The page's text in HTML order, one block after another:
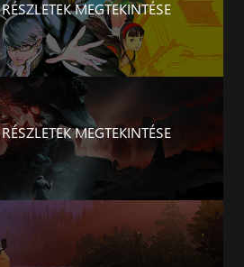
RÉSZLETEK MEGTEKINTÉSE
RÉSZLETEK MEGTEKINTÉSE